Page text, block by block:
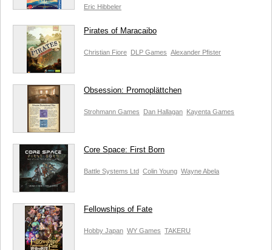
Eric Hibbeler
Pirates of Maracaibo
Christian Fiore DLP Games Alexander Pfister
Obsession: Promoplättchen
Strohmann Games Dan Hallagan Kayenta Games
Core Space: First Born
Battle Systems Ltd Colin Young Wayne Abela
Fellowships of Fate
Hobby Japan WY Games TAKERU